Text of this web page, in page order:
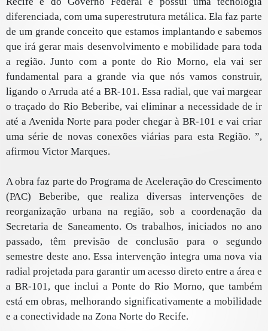
diferenciada, com uma superestrutura metálica. Ela faz parte
de um grande conceito que estamos implantando e sabemos
que irá gerar mais desenvolvimento e mobilidade para toda
a região. Junto com a ponte do Rio Morno, ela vai ser
fundamental para a grande via que nós vamos construir,
ligando o Arruda até a BR-101. Essa radial, que vai margear
o traçado do Rio Beberibe, vai eliminar a necessidade de ir
até a Avenida Norte para poder chegar à BR-101 e vai criar
uma série de novas conexões viárias para esta Região. ”,
afirmou Victor Marques.
A obra faz parte do Programa de Aceleração do Crescimento
(PAC) Beberibe, que realiza diversas intervenções de
reorganização urbana na região, sob a coordenação da
Secretaria de Saneamento. Os trabalhos, iniciados no ano
passado, têm previsão de conclusão para o segundo
semestre deste ano. Essa intervenção integra uma nova via
radial projetada para garantir um acesso direto entre a área e
a BR-101, que inclui a Ponte do Rio Morno, que também
está em obras, melhorando significativamente a mobilidade
e a conectividade na Zona Norte do Recife.